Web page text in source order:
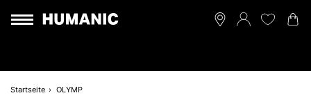
Startseite OLYMP